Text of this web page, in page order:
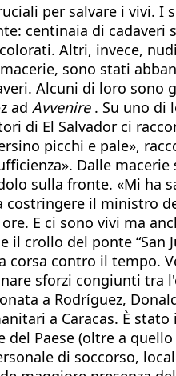
per salvare i vivi.
centinaia di
Altri, invece,
sono stati
Alcuni di loro
ad Avvenire. Su uno di
di El Salvador ci
picchi e pale»,
Dalle
sulla fronte. «Mi ha
il ministro
E ci sono vivi ma
crollo del ponte “San
contro il tempo.
sforzi congiunti
a Rodríguez,
a Caracas. È
Paese (oltre a
di soccorso,